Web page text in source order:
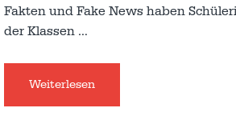
Fakten und Fake News haben
der Klassen …
Weiterlesen